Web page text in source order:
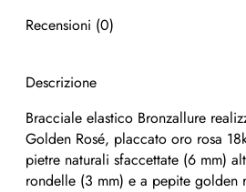
Recensioni (0)
Descrizione
Bracciale elastico Bronzallure
Golden Rosé, placcato oro rosa
pietre naturali sfaccettate (6 mm)
rondelle (3 mm) e a pepite golden